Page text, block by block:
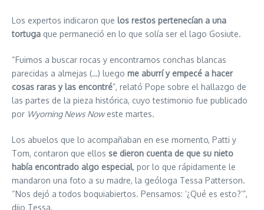
Los expertos indicaron que los restos pertenecían a una
tortuga que permaneció en lo que solía ser el lago Gosiute.
“Fuimos a buscar rocas y encontramos conchas blancas
parecidas a almejas (…) luego me aburrí y empecé a hacer
cosas raras y las encontré”, relató Pope sobre el hallazgo de
las partes de la pieza histórica, cuyo testimonio fue publicado
por Wyoming News Noweste martes.
Los abuelos que lo acompañaban en ese momento, Patti y
Tom, contaron que ellos se dieron cuenta de que su nieto
había encontrado algo especial, por lo que rápidamente le
mandaron una foto a su madre, la geóloga Tessa Patterson.
“Nos dejó a todos boquiabiertos. Pensamos: ‘¿Qué es esto?’”,
dijo Tessa.